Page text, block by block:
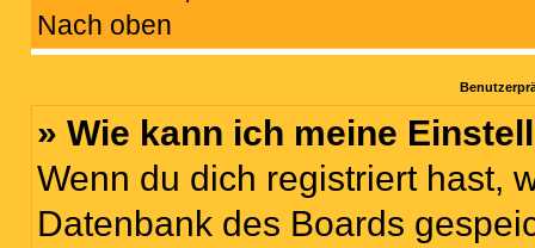
Nach oben
» Wie kann ich meine
Wenn du dich registriert hast,
Datenbank des Boards